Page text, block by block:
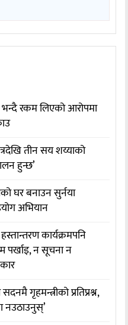
भन्दै रकम लिएको आरोपमा
तीन सय शय्याको
हुन्छ’
घर बनाउन सुर्नया
अभियान
कार्यक्रमपनि
पर्खाइ, न सूचना न
गृहमन्त्रीको प्रतिप्रश्न,
नउठाउनुस्’